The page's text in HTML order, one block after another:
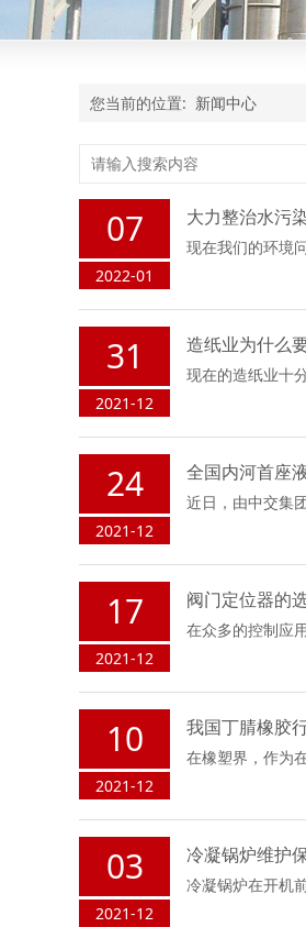
您当前的位置: 新闻中心
07
2022-01
大力整治水污
现在我们的环境
31
2021-12
造纸业为什么
现在的造纸业十
24
2021-12
全国内河首座
近日，由中交集
17
2021-12
阀门定位器的
在众多的控制应
10
2021-12
我国丁腈橡胶
在橡塑界，作为
03
2021-12
冷凝锅炉维护
冷凝锅炉在开机